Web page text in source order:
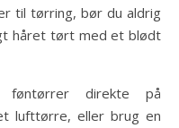
til tørring, bør du aldrig
håret tørt med et blødt
direkte på
lufttørre, eller brug en